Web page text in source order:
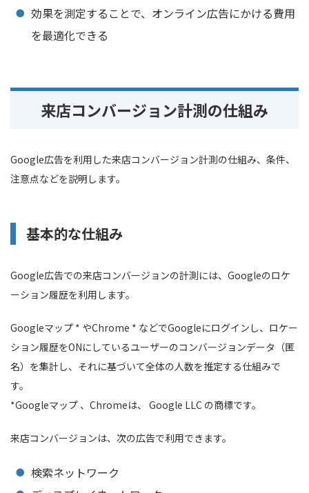
効果を測定することで、オンライン広告にかける費用
を最適化できる
来店コンバージョン計測の仕組み
Google広告を利用した来店コンバージョン計測の仕組み、条件、
注意点などを説明します。
基本的な仕組み
Google広告での来店コンバージョンの計測には、Googleのロケ
ーション履歴を利用します。
Googleマップ * やChrome * などでGoogleにログインし、ロケー
ション履歴をONにしているユーザーのコンバージョンデータ（匿
名）を集計し、それに基づいて全体の人数を推定する仕組みで
す。
*Googleマップ 、Chromeは、 Google LLC の商標です。
来店コンバージョンは、次の広告で利用できます。
検索ネットワーク